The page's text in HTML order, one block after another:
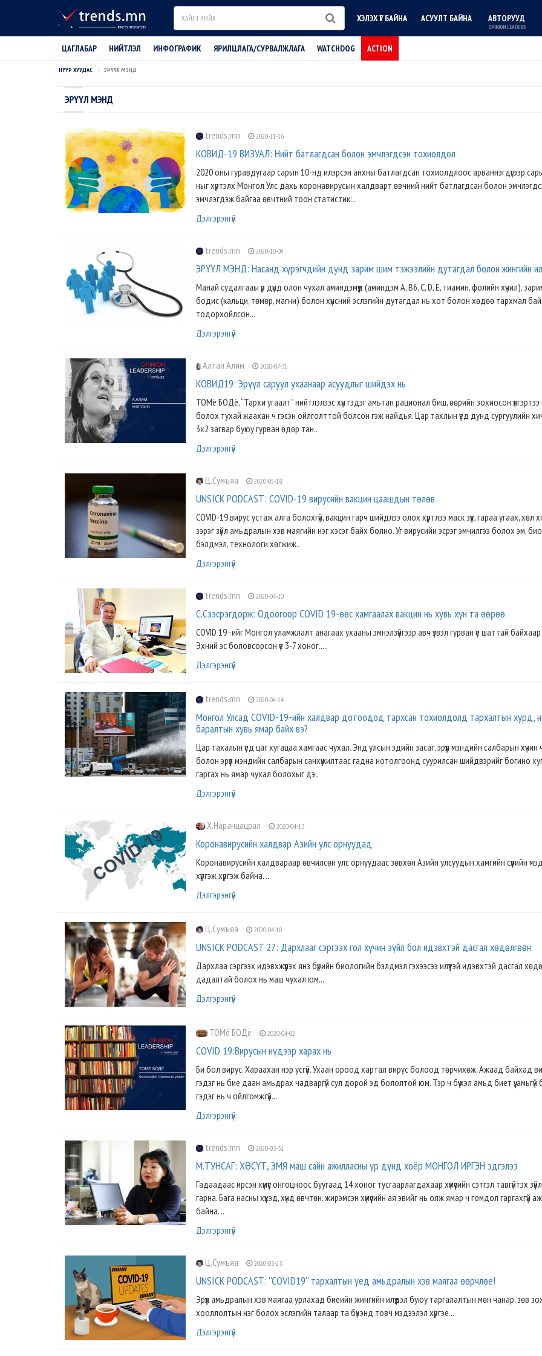
Search ХЭЛЭХ ҮГ БАЙНА АСУУЛТ БАЙНА АВТОРУУД
OPINION LEADERS
ЦАГЛАБАР НИЙТЛЭЛ ИНФОГРАФИК ЯРИЛЦЛАГА/СУРВАЛЖЛАГА WATCHDOG ACTION
НҮҮР ХУУДАС ЭРҮҮЛ МЭНД
ЭРҮҮЛ МЭНД
trends.mn 2020-11-16
КОВИД-19 ВИЗУАЛ: Нийт батлагдсан болон эмчлэгдсэн тохиолдол
2020 оны гуравдугаар сарын 10-нд илэрсэн анхны батлагдсан тохиолдлоос арваннэгдүгээр
ныг хүртэлх Монгол Улс дахь коронавирусын халдварт өвчний нийт батлагдсан болон
эмчлэгдэж байгаа өвчтний тоон статистик:..
Дэлгэрэнгүй
trends.mn 2020-10-09
ЭРҮҮЛ МЭНД: Насанд хүрэгчдийн дунд зарим шим тэжээлийн дутагдал болон жингийн
Манай судалгааы үр дүнд олон чухал аминдэмүүд (аминдэм А, В6, С, D, E, тиамин, фолийн хүчил),
бодис (кальци, төмөр, магни) болон хүнсний эслэгийн дутагдал нь хот болон хөдөө тархмал
тодорхойлсон...
Дэлгэрэнгүй
Алтан Алим 2020-07-31
КОВИД19: Эрүүл саруул ухаанаар асуудлыг шийдэх нь
ТОМё БОДё, “Тархи угаалт” нийтлэлээс хүн гэдэг амьтан рационал биш, өөрийн зохиосон үлгэртээ
болох тухай жаахан ч гэсэн ойлголттой болсон гэж найдья. Цар тахлын үед дунд сургуулийн
3х2 загвар буюу гурван өдөр тан..
Дэлгэрэнгүй
Ц.Сумъяа 2020-05-18
UNSICK PODCAST: COVID-19 вирусийн вакцин цаашдын төлөв
COVID-19 вирус устаж алга болохгүй, вакцин гарч шийдлээ олох хүртлээ маск зүүх, гараа угаах, хөл
зэрэг зүйл амьдралын хэв маягийн нэг хэсэг байх болно. Уг вирусийн эсрэг эмчилгээ болох эм,
бэлдмэл, технологи хөгжиж..
Дэлгэрэнгүй
trends.mn 2020-04-20
С.Сээсрэгдорж: Одоогоор COVID 19-өөс хамгаалах вакцин нь хувь хүн та өөрөө
COVID 19 -ийг Монгол уламжлалт анагаах ухааны эмнэлзүйгээр авч үзвэл гурван үе шаттай
Эхний эс боловсорсон үе 3-7 хоног.....
Дэлгэрэнгүй
trends.mn 2020-04-14
Монгол Улсад COVID-19-ийн халдвар дотоодод тархсан тохиолдолд тархалтын хурд,
баралтын хувь ямар байх вэ?
Цар тахалын үед цаг хугацаа хамгаас чухал. Энд улсын эдийн засаг, эрүүл мэндийн салбарын хүчин
болон эрүүл мэндийн салбарын санхүүжилтаас гадна нотолгоонд суурилсан шийдвэрийг богино
гаргах нь ямар чухал болохыг дэ..
Дэлгэрэнгүй
Х.Наранцацрал 2020-04-13
Коронавирусийн халдвар Азийн улс орнуудад
Коронавирусийн халдвараар өвчилсөн улс орнуудаас зөвхөн Азийн улсуудын хамгийн сүүлийн
хүргэж хүргэж байна. ..
Дэлгэрэнгүй
Ц.Сумъяа 2020-04-10
UNSICK PODCAST 27: Дархлааг сэргээх гол хүчин зүйл бол идэвхтэй дасгал хөдөлгөөн
Дархлаа сэргээх идэвхжүүлэх янз бүрийн биологийн бэлдмэл гэхээсээ илүүтэй идэвхтэй дасгал
дадалтай болох нь маш чухал юм...
Дэлгэрэнгүй
ТОМё БОДё 2020-04-02
COVID 19:Вирусын нүдээр харах нь
Би бол вирус. Хараахан нэр усгүй. Ухаан ороод хартал вирус болоод төрчихөж. Ажаад байхад
гэдэг нь бие даан амьдрах чадваргүй сул дорой эд бололтой юм. Тэр ч бүү хэл амьд биет үү, амьгүй
гэдэг нь ч ойлгомжгүй...
Дэлгэрэнгүй
trends.mn 2020-03-31
М.ТУНСАГ: ХӨСҮТ, ЭМЯ маш сайн ажилласны үр дүнд хоёр МОНГОЛ ИРГЭН эдгэлээ
Гадаадаас ирсэн хүмүүс онгоцноос буугаад 14 хоног тусгаарлагдахаар хүмүүсийн сэтгэл тавгүйтэх
гарна. Бага насны хүүхэд, хүнд өвчтөн, жирэмсэн хүмүүсийн ая эвийг нь олж ямар ч гомдол гаргахгүй
байна. ..
Дэлгэрэнгүй
Ц.Сумъяа 2020-03-23
UNSICK PODCAST: ''COVID19'' тархалтын үед амьдралын хэв маягаа өөрчлөе!
Эрүүл амьдралын хэв маягаа урлахад биеийн жингийн илүүдэл буюу таргалалтын мөн чанар, зөв
хооллолтын нэг болох эслэгийн талаар та бүхэнд товч мэдээлэл хүргэе...
Дэлгэрэнгүй